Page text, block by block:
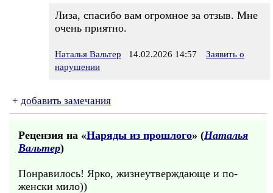
Лиза, спасибо вам огромное за отзыв. Мне
очень приятно.
Наталья Вальтер 14.02.2026 14:57
Заявить о
нарушении
+ добавить замечания
Рецензия на «Наряды из прошлого» (Наталья
Вальтер)
Понравилось! Ярко, жизнеутверждающе и по-
женски мило))